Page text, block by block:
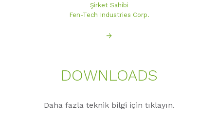
Şirket Sahibi
Fen-Tech Industries Corp.
→
DOWNLOADS
Daha fazla teknik bilgi için tıklayın.